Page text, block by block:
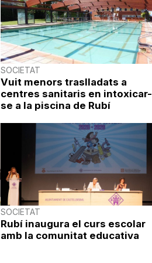
SOCIETAT
Vuit menors traslladats a
centres sanitaris en intoxicar-
se a la piscina de Rubí
SOCIETAT
Rubí inaugura el curs escolar
amb la comunitat educativa